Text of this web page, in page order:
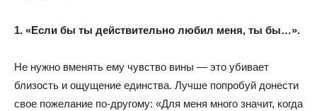
1. «Если бы ты действительно любил меня, ты бы…».
Не нужно вменять ему чувство вины — это убивает
близость и ощущение единства. Лучше попробуй донести
свое пожелание по-другому: «Для меня много значит, когда